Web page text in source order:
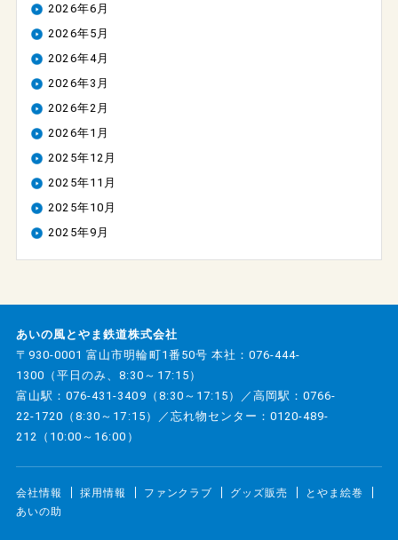
2026年6月
2026年5月
2026年4月
2026年3月
2026年2月
2026年1月
2025年12月
2025年11月
2025年10月
2025年9月
あいの風とやま鉄道株式会社
〒930-0001 富山市明輪町1番50号 本社： 076-444-
1300 （平日のみ、8:30～17:15）
富山駅：076-431-3409 （8:30～17:15）／高岡駅：0766-
22-1720 （8:30～17:15）／忘れ物センター：0120-489-
212
（10:00～16:00）
会社情報 採用情報 ファンクラブ グッズ販売
とやま絵巻
あいの助